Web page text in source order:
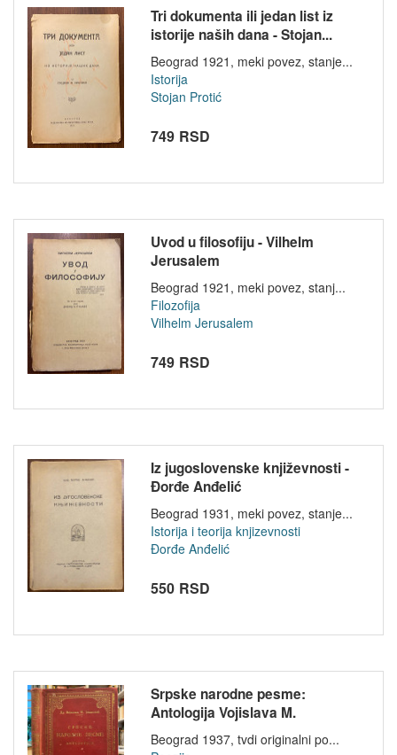
Tri dokumenta ili jedan list iz
istorije naših dana - Stojan...
Beograd 1921, meki povez, stanje...
Istorija
Stojan Protić
749 RSD
Uvod u filosofiju - Vilhelm
Jerusalem
Beograd 1921, meki povez, stanj...
Filozofija
Vilhelm Jerusalem
749 RSD
Iz jugoslovenske književnosti -
Đorđe Anđelić
Beograd 1931, meki povez, stanje...
Istorija i teorija knjizevnosti
Đorđe Anđelić
550 RSD
Srpske narodne pesme:
Antologija Vojislava M.
Jovanovića
Beograd 1937, tvdi originalni po...